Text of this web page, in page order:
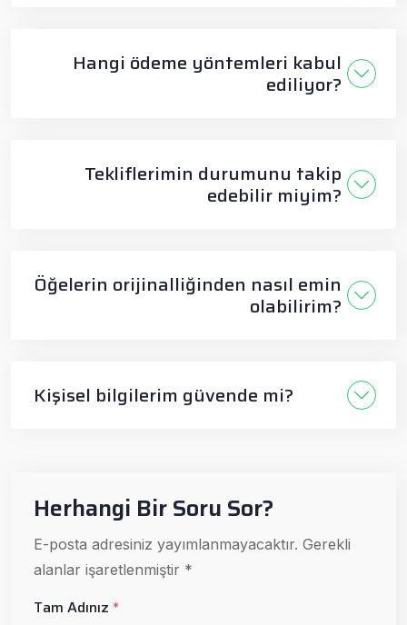
Herhangi Bir Soru Sor?
E-posta adresiniz yayımlanmayacaktır. Gerekli
alanlar işaretlenmiştir *
Tam Adınız *
Hangi ödeme yöntemleri kabul
ediliyor?
Tekliflerimin durumunu takip
edebilir miyim?
Öğelerin orijinalliğinden nasıl emin
olabilirim?
Kişisel bilgilerim güvende mi?